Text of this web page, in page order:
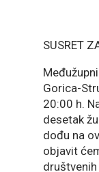
SUSRET
Gorica-
20:00 h.
desetak
dođu na
objavit